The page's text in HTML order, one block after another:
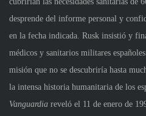
desprende del informe personal y
en la fecha indicada. Rusk insistió y
médicos y sanitarios militares
misión que no se descubriría hasta
la intensa historia humanitaria de los
Vanguardia reveló el 11 de enero de